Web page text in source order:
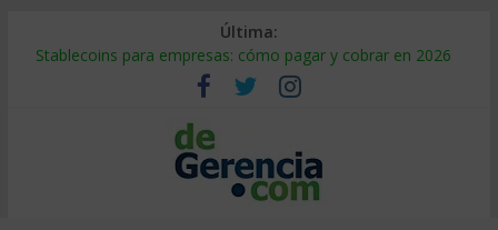
Última:
Stablecoins para empresas: cómo pagar y cobrar en 2026
Despido silencioso: qué es y por qué sale tan caro
IA en selección de personal: cómo auditarla a tiempo
Trabajo forzoso en la cadena de suministro: qué hacer
Mercado hispano de EE. UU.: cómo segmentarlo y venderle